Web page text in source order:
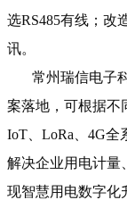
选RS485有线；改
讯。
常州瑞信电子科
案落地，可根据不
IoT、LoRa、4G
解决企业用电计量
现智慧用电数字化